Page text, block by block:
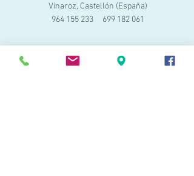
Vinaroz, Castellón (España)
964 155 233
699 182 061